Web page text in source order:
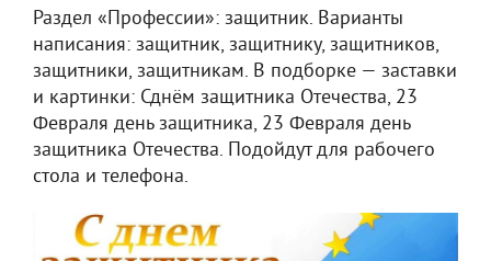
Раздел «Профессии»: защитник. Варианты
написания: защитник, защитнику, защитников,
защитники, защитникам. В подборке — заставки
и картинки: Сднём защитника Отечества, 23
Февраля день защитника, 23 Февраля день
защитника Отечества. Подойдут для рабочего
стола и телефона.